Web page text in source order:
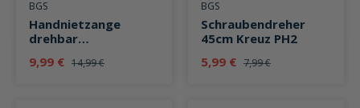
Durchschnittliche Bewertung von 0 von 5 Sternen
BGS
Handnietzange
drehbar
285mm
9,99 € 14,99 €
Durchschnittliche Bewertung
BGS
Schraubendreher
45cm Kreuz PH2
5,99 € 7,99 €